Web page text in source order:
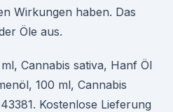
Wirkungen haben. Das
Öle aus.
Cannabis sativa, Hanf Öl
100 ml, Cannabis
Kostenlose Lieferung